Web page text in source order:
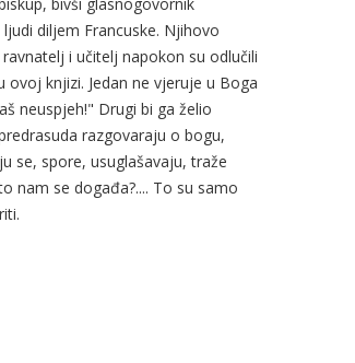
diljem Francuske. Njihovo
i učitelj napokon su odlučili
knjizi. Jedan ne vjeruje u Boga
neuspjeh!" Drugi bi ga želio
razgovaraju o bogu,
se, spore, usuglašavaju, traže
nam se događa?.... To su samo